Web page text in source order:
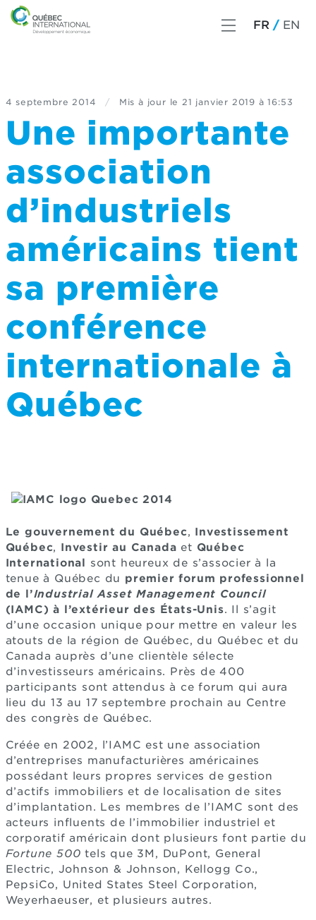
FR EN
4 septembre 2014 / Mis à jour le 21 janvier 2019 à 16:53
Une importante
association
d’industriels
américains tient
sa première
conférence
internationale à
Québec
Le gouvernement du Québec, Investissement
Québec, Investir au Canada et Québec
International sont heureux de s’associer à la
tenue à Québec du premier forum professionnel
de l’Industrial Asset Management Council
(IAMC) à l’extérieur des États-Unis. Il s’agit
d’une occasion unique pour mettre en valeur les
atouts de la région de Québec, du Québec et du
Canada auprès d’une clientèle sélecte
d’investisseurs américains. Près de 400
participants sont attendus à ce forum qui aura
lieu du 13 au 17 septembre prochain au Centre
des congrès de Québec.
Créée en 2002, l’IAMC est une association
d’entreprises manufacturières américaines
possédant leurs propres services de gestion
d’actifs immobiliers et de localisation de sites
d’implantation. Les membres de l’IAMC sont des
acteurs influents de l’immobilier industriel et
corporatif américain dont plusieurs font partie du
Fortune 500 tels que 3M, DuPont, General
Electric, Johnson & Johnson, Kellogg Co.,
PepsiCo, United States Steel Corporation,
Weyerhaeuser, et plusieurs autres.